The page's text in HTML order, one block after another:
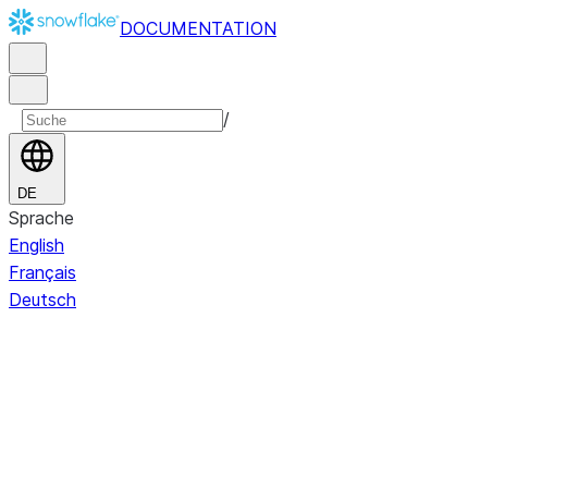
DOCUMENTATION
/
DE
Sprache
English
Français
Deutsch